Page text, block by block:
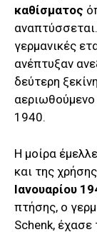
καθίσματος
γερμανικές
ανέπτυξαν
δεύτερη
αεριωθούμενο
1940.
Η μοίρα
και της
Ιανουαρίου
πτήσης, ο
Schenk, έχασε